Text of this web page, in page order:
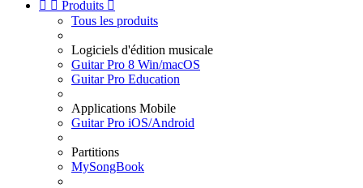
  Produits 
Tous les produits
Logiciels d'édition musicale
Guitar Pro 8 Win/macOS
Guitar Pro Education
Applications Mobile
Guitar Pro iOS/Android
Partitions
MySongBook